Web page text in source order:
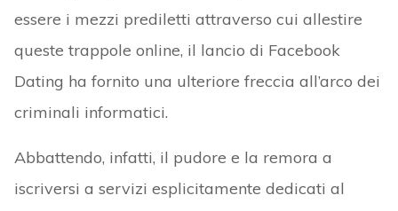
essere i mezzi prediletti attraverso cui allestire
queste trappole online, il lancio di Facebook
Dating ha fornito una ulteriore freccia all’arco dei
criminali informatici.
Abbattendo, infatti, il pudore e la remora a
iscriversi a servizi esplicitamente dedicati al